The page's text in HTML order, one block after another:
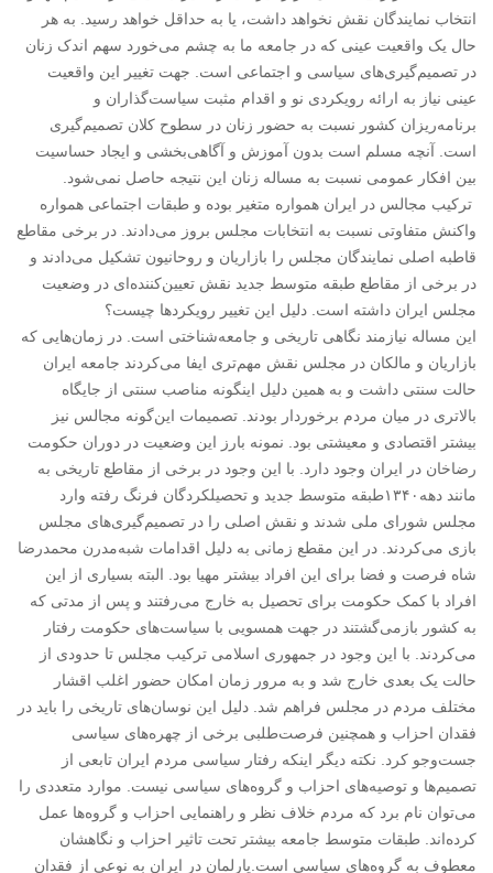
انتخاب نمایندگان نقش نخواهد داشت، یا به حداقل خواهد رسید. به هر
حال یک واقعیت عینی که در جامعه ما به چشم می‌خورد سهم اندک زنان
در تصمیم‌گیری‌های سیاسی و اجتماعی است. جهت تغییر این واقعیت
عینی نیاز به ارائه رویکردی نو و اقدام مثبت سیاست‌گذاران و
برنامه‌ریزان کشور نسبت به حضور زنان در سطوح کلان تصمیم‌گیری
است. آنچه مسلم است بدون آموزش و آگاهی‌بخشی و ایجاد حساسیت
بین افکار عمومی نسبت به مساله زنان این نتیجه حاصل نمی‌شود.
ترکیب مجالس در ایران همواره متغیر بوده و طبقات اجتماعی همواره
واکنش متفاوتی نسبت به انتخابات مجلس بروز می‌دادند. در برخی مقاطع
قاطبه اصلی نمایندگان مجلس را بازاریان و روحانیون تشکیل می‌دادند و
در برخی از مقاطع طبقه متوسط جدید نقش تعیین‌کننده‌ای در وضعیت
مجلس ایران داشته است. دلیل این تغییر رویکردها چیست؟
این مساله نیازمند نگاهی تاریخی و جامعه‌شناختی است. در زمان‌هایی که
بازاریان و مالکان در مجلس نقش مهم‌تری ایفا می‌کردند جامعه ایران
حالت سنتی داشت و به همین دلیل اینگونه مناصب سنتی از جایگاه
بالاتری در میان مردم برخوردار بودند. تصمیمات این‌گونه مجالس نیز
بیشتر اقتصادی و معیشتی بود. نمونه بارز این وضعیت در دوران حکومت
رضاخان در ایران وجود دارد. با این وجود در برخی از مقاطع تاریخی به
مانند دهه۱۳۴۰طبقه متوسط جدید و تحصیلکردگان فرنگ رفته وارد
مجلس شورای ملی شدند و نقش اصلی را در تصمیم‌گیری‌های مجلس
بازی می‌کردند. در این مقطع زمانی به دلیل اقدامات شبه‌مدرن محمدرضا
شاه فرصت و فضا برای این افراد بیشتر مهیا بود. البته بسیاری از این
افراد با کمک حکومت برای تحصیل به خارج می‌رفتند و پس از مدتی که
به کشور بازمی‌گشتند در جهت همسویی با سیاست‌های حکومت رفتار
می‌کردند. با این وجود در جمهوری اسلامی ترکیب مجلس تا حدودی از
حالت یک بعدی خارج شد و به مرور زمان امکان حضور اغلب اقشار
مختلف مردم در مجلس فراهم شد. دلیل این نوسان‌های تاریخی را باید در
فقدان احزاب و همچنین فرصت‌طلبی برخی از چهره‌های سیاسی
جست‌وجو کرد. نکته دیگر اینکه رفتار سیاسی مردم ایران تابعی از
تصمیم‌ها و توصیه‌های احزاب و گروه‌های سیاسی نیست. موارد متعددی را
می‌توان نام برد که مردم خلاف نظر و راهنمایی احزاب و گروه‌ها عمل
کرده‌اند. طبقات متوسط جامعه بیشتر تحت تاثیر احزاب و نگاهشان
معطوف به گروه‌های سیاسی است.پارلمان در ایران به نوعی از فقدان